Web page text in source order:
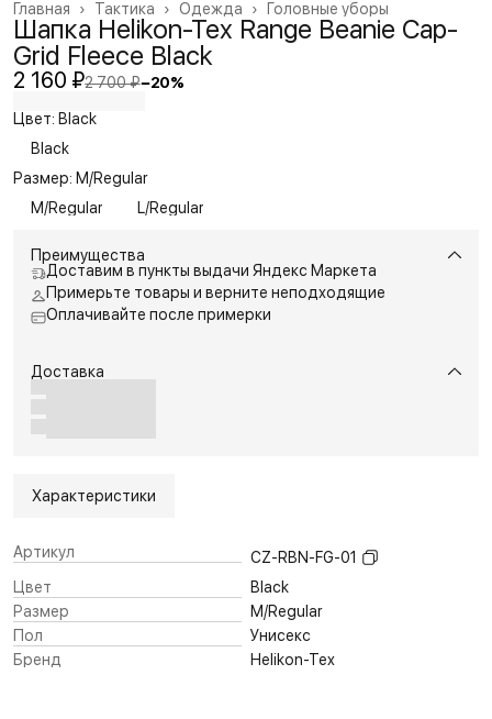
Головные уборы
Одежда ›
Тактика ›
Главная ›
Шапка Helikon-Tex Range Beanie Cap-
Grid Fleece Black
2 160 ₽2 700 ₽−20%
Цвет: Black
Black
Размер: M/Regular
M/Regular
L/Regular
Преимущества
Доставим в пункты выдачи Яндекс Маркета
Примерьте товары и верните неподходящие
Оплачивайте после примерки
Доставка
Характеристики
Артикул
CZ-RBN-FG-01
Цвет
Black
Размер
M/Regular
Пол
Унисекс
Бренд
Helikon-Tex